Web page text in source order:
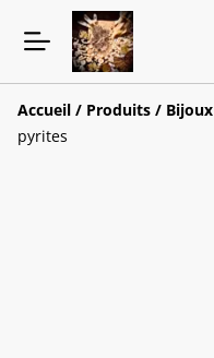
Accueil / Produits / Bijoux
pyrites